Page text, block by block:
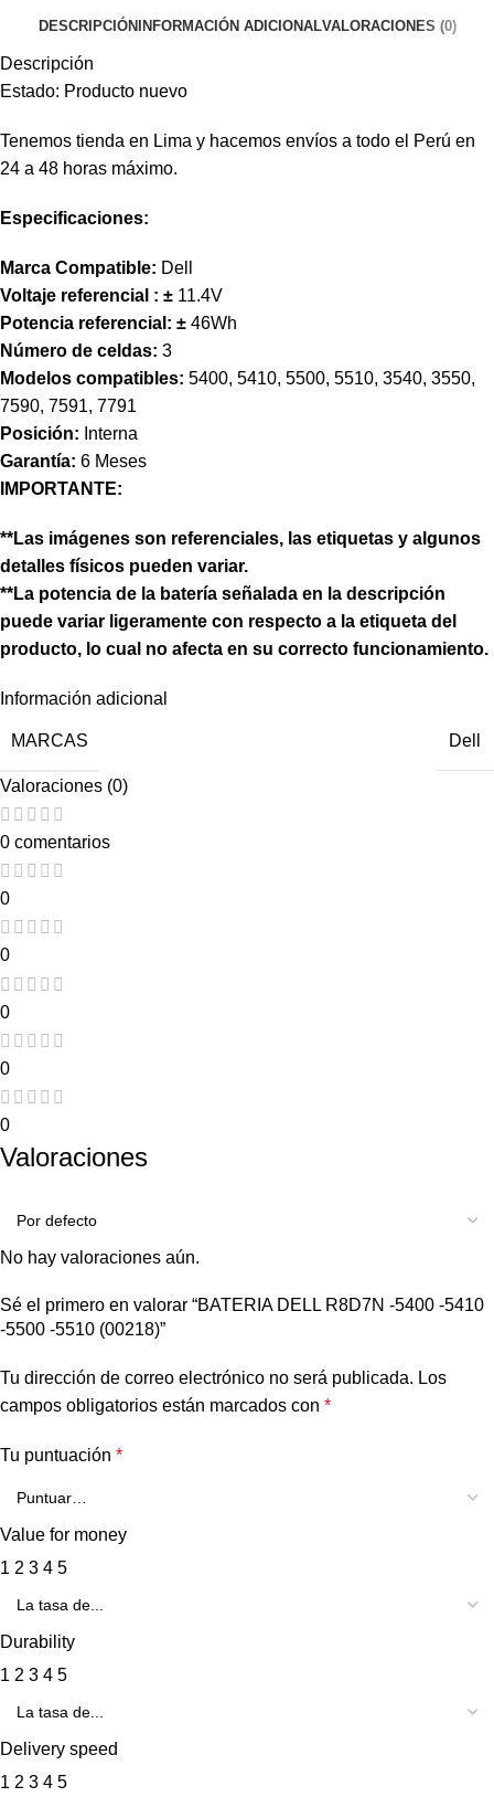
DESCRIPCIÓNINFORMACIÓN ADICIONALVALORACIONES (0)
Descripción
Estado: Producto nuevo
Tenemos tienda en Lima y hacemos envíos a todo el Perú en
24 a 48 horas máximo.
Especificaciones:
Marca Compatible: Dell
Voltaje referencial : ± 11.4V
Potencia referencial: ± 46Wh
Número de celdas: 3
Modelos compatibles: 5400, 5410, 5500, 5510, 3540, 3550,
7590, 7591, 7791
Posición: Interna
Garantía: 6 Meses
IMPORTANTE:
**Las imágenes son referenciales, las etiquetas y algunos
detalles físicos pueden variar.
**La potencia de la batería señalada en la descripción
puede variar ligeramente con respecto a la etiqueta del
producto, lo cual no afecta en su correcto funcionamiento.
Información adicional
MARCAS Dell
Valoraciones (0)
0 comentarios
0
0
0
0
0
Valoraciones
No hay valoraciones aún.
Sé el primero en valorar “BATERIA DELL R8D7N -5400 -5410
-5500 -5510 (00218)”
Tu dirección de correo electrónico no será publicada. Los
campos obligatorios están marcados con *
Tu puntuación *
Value for money
1 2 3 4 5
Durability
1 2 3 4 5
Delivery speed
1 2 3 4 5